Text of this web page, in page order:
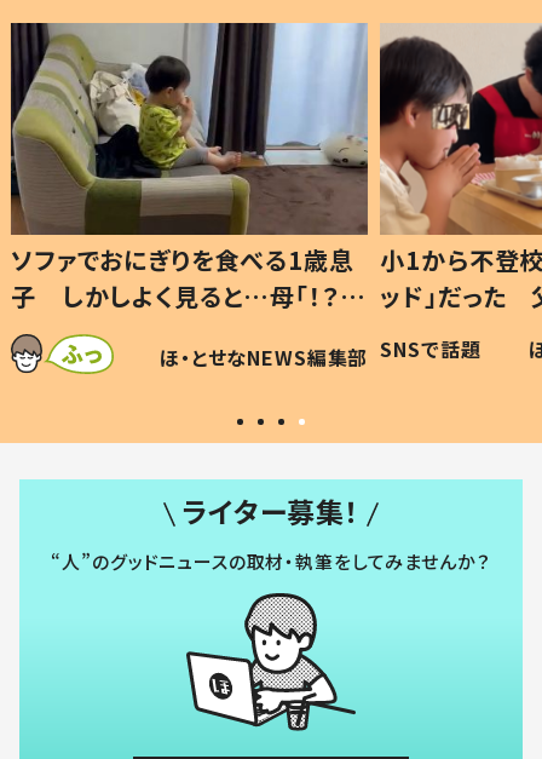
歳息
」
可愛
編集部
小1から不登校、息子は「ギフテ
ッド」だった 父が“ウチ給食”を
作り続ける理由とは #令和の親
#令和の子
SNSで話題 ほ・とせなNEWS編集部
ひ孫
が、
「涙が
い」
ライター募集！
“人”のグッドニュースの取材・執筆をしてみませんか？